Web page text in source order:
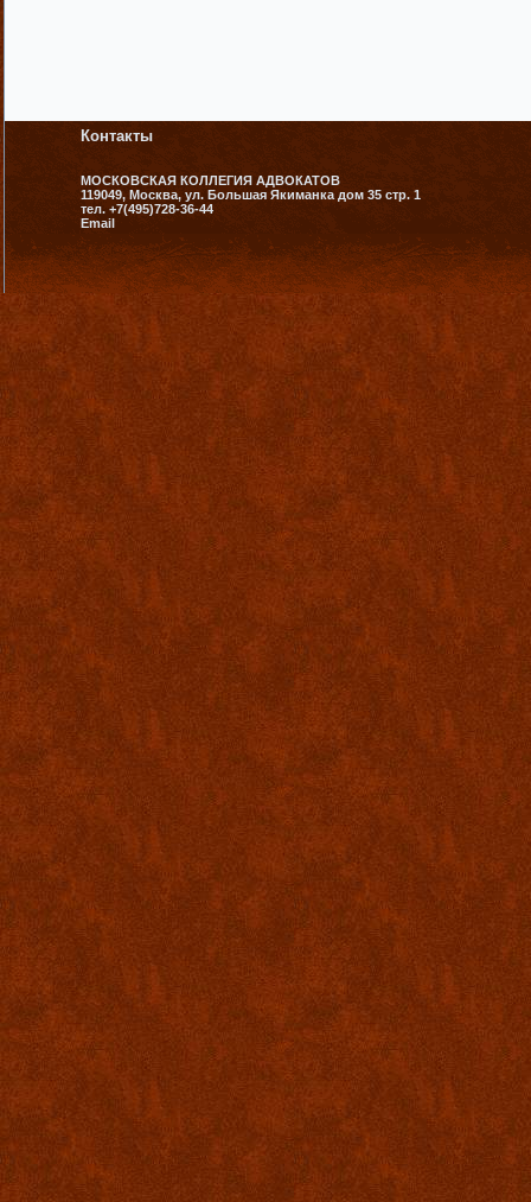
Контакты
МОСКОВСКАЯ КОЛЛЕГИЯ АДВОКАТОВ
119049, Москва, ул. Большая Якиманка дом 35 стр. 1
тел. +7(495)728-36-44
Email